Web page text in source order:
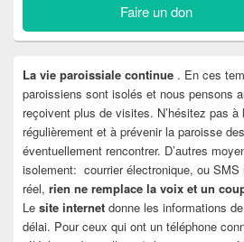
Faire un don
La vie paroissiale continue . En ces
paroissiens sont isolés et nous pensons
reçoivent plus de visites. N’hésitez pas à
régulièrement et à prévenir la paroisse
éventuellement rencontrer. D’autres
isolement: courrier électronique, ou
réel, rien ne remplace la voix et un
Le site internet donne les informations
délai. Pour ceux qui ont un téléphone